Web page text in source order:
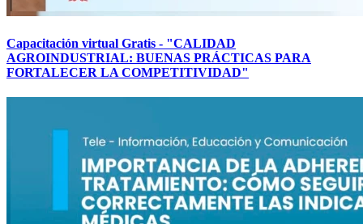
Capacitación virtual Gratis - "CALIDAD
AGROINDUSTRIAL: BUENAS PRÁCTICAS PARA
FORTALECER LA COMPETITIVIDAD"